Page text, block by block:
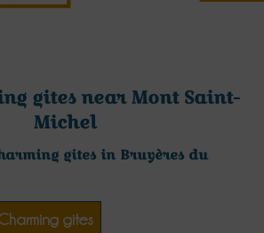
gites near Mont Saint-
Michel
gites in Bruyères du
gites